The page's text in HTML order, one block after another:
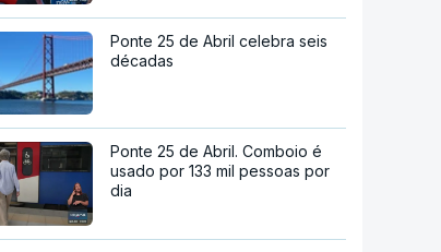
Ponte 25 de Abril celebra seis
décadas
Ponte 25 de Abril. Comboio é
usado por 133 mil pessoas por
dia